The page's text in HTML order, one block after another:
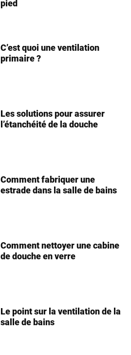
pied
C’est quoi une ventilation
primaire ?
Les solutions pour assurer
l’étanchéité de la douche
Comment fabriquer une
estrade dans la salle de bains
Comment nettoyer une cabine
de douche en verre
Le point sur la ventilation de la
salle de bains